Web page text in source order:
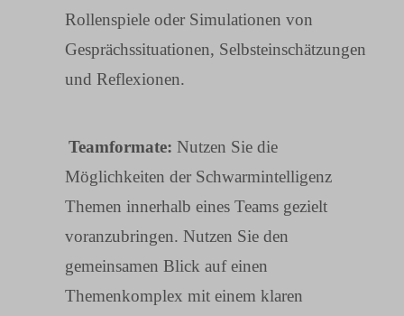
Rollenspiele oder Simulationen von
Gesprächssituationen, Selbsteinschätzungen
und Reflexionen.
Teamformate: Nutzen Sie die
Möglichkeiten der Schwarmintelligenz
Themen innerhalb eines Teams gezielt
voranzubringen.Nutzen Sie den
gemeinsamen Blick auf einen
Themenkomplex mit einem klaren